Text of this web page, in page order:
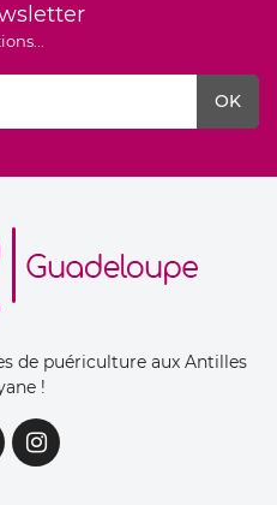
de puériculture aux Antilles
!